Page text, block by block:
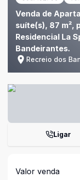
Venda de
suíte(s), 87 m²,
Residencial La
Bandeirantes.
Recreio dos
Ligar
Valor venda